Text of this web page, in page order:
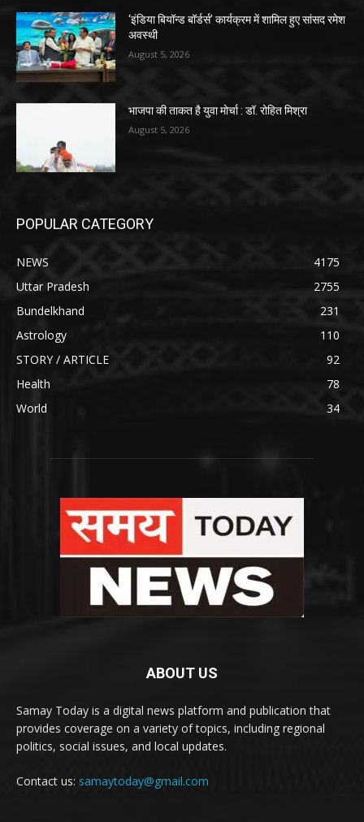
‘इंडिया बियॉन्ड बॉर्डर्स’ कार्यक्रम में शामिल हुए सांसद रमेश
अवस्थी
August 5, 2026
भाजपा की ताकत है युवा मोर्चा : डॉ. रोहित मिश्रा
August 5, 2026
POPULAR CATEGORY
NEWS
4175
Uttar Pradesh
2755
Bundelkhand
231
Astrology
110
STORY / ARTICLE
92
Health
78
World
34
ABOUT US
Samay Today is a digital news platform and publication that
provides coverage on a variety of topics, including regional
politics, social issues, and local updates.
Contact us: samaytoday@gmail.com